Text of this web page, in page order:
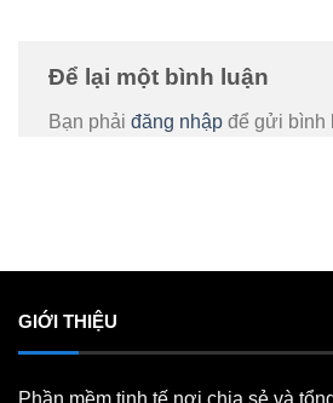
Để lại một bình luận
Bạn phải đăng nhập để gửi bình
GIỚI THIỆU